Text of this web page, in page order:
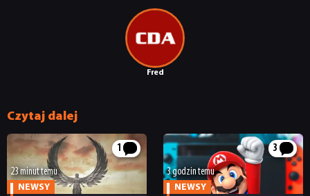
Fred
Czytaj dalej
1
23 minut temu
NEWSY
3
3 godzin temu
NEWSY